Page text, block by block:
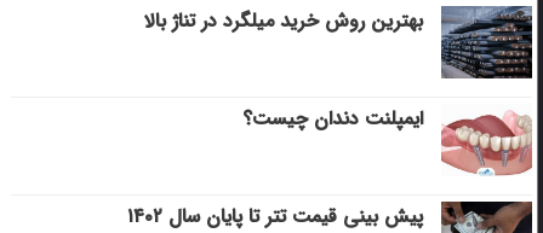
بهترین روش خرید میلگرد در تناژ بالا
ایمپلنت دندان چیست؟
پیش بینی قیمت تتر تا پایان سال ۱۴۰۲